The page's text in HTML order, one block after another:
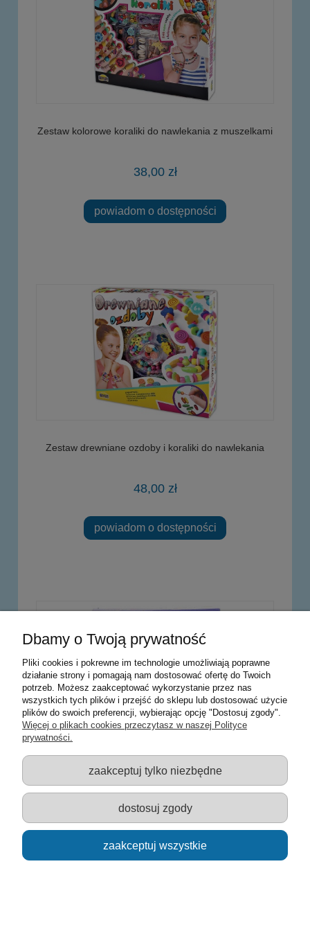
Zestaw kolorowe koraliki do nawlekania z muszelkami
38,00 zł
powiadom o dostępności
Zestaw drewniane ozdoby i koraliki do nawlekania
48,00 zł
powiadom o dostępności
Zrób Sam - Biżuteria Emaliowana
38,00 zł
powiadom o dostępności
Dbamy o Twoją prywatność
Pliki cookies i pokrewne im technologie umożliwiają poprawne
działanie strony i pomagają nam dostosować ofertę do Twoich
potrzeb. Możesz zaakceptować wykorzystanie przez nas
wszystkich tych plików i przejść do sklepu lub dostosować użycie
plików do swoich preferencji, wybierając opcję "Dostosuj zgody".
Więcej o plikach cookies przeczytasz w naszej Polityce
prywatności.
zaakceptuj tylko niezbędne
dostosuj zgody
zaakceptuj wszystkie